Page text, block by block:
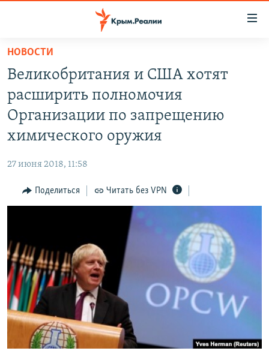
Вернуться
основному
содержанию
Вернутся
главной
Вернутся
поиску
СПЕЦПРОЕКТЫ
ВОДА
ИНФОГРАФИКА
ПРОПАВШИЕ БЕЗ ВЕСТИ
ПОБЕДИТЕЛЕЙ НЕ СУДЯТ?
КРЫМ.НЕПОКОРЕННЫЙ
ELIFBE
УКРАИНСКАЯ ПРОБЛЕМА КРЫМА
РАДІО СВОБОДА
КАК ОБОЙТИ БЛОКИРОВКУ
Qırımtatar
ПРИСОЕДИНЯЙТЕСЬ!
НОВОСТИ
Великобритания и США хотят
расширить полномочия
Организации по запрещению
химического оружия
27 июня 2018, 11:58
Поделиться Читать без VPN